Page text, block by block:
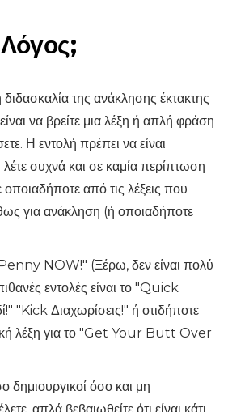
Λόγος;
της ανάκλησης έκτακτης
να βρείτε μια λέξη ή απλή φράση
Η εντολή πρέπει να είναι
συχνά και σε καμία περίπτωση
οποιαδήποτε από τις λέξεις που
για ανάκληση (ή οποιαδήποτε
NOW!" (Ξέρω, δεν είναι πολύ
εντολές είναι το "Quick
"Kick Διαχωρίσεις!" ή οτιδήποτε
λέξη για το "Get Your Butt Over
δημιουργικοί όσο και μη